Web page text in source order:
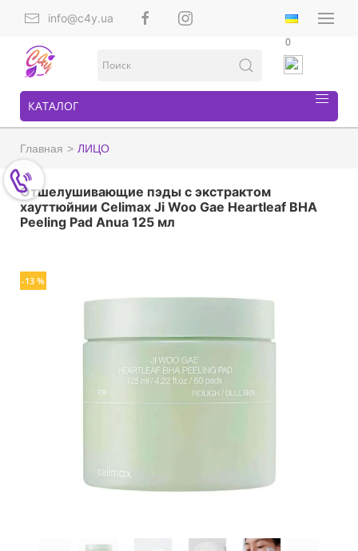
info@c4y.ua
0
КАТАЛОГ
Главная ЛИЦО
Отшелушивающие пэды с экстрактом
хауттюйнии Celimax Ji Woo Gae Heartleaf BHA
Peeling Pad Anua 125 мл
-13 %